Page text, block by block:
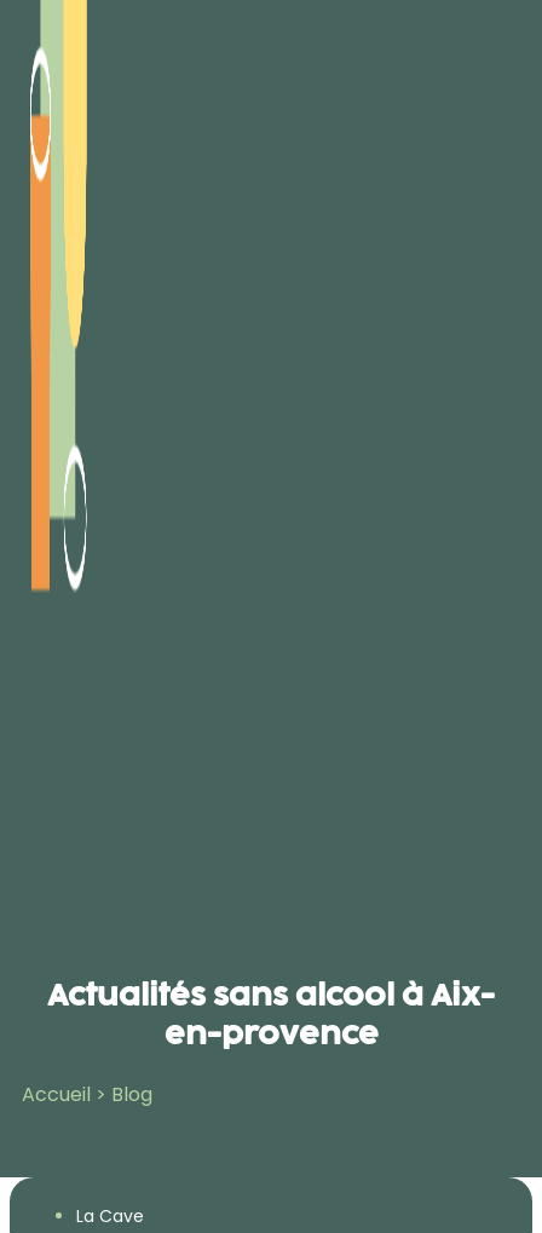
Actualités sans alcool à Aix-
en-provence
Accueil > Blog
La Cave